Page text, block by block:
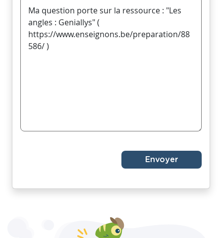
Envoyer